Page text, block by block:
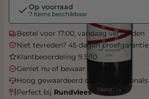
Op voorraad
7 items beschikbaar
Bestel voor 17:00, vandaag verzonden
Niet tevreden? 45 dagen proefgarantie
Klantbeoordeling 9.5/10
Geniet nu of bewaar tot
2036
Hoog gewaardeerd door professionals
Perfect bij Rundvlees